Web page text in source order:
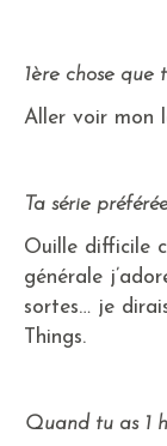
1ère chose
Aller voir mon
Ta série
Ouille difficile
générale
sortes… je
Things.
Quand tu as 1